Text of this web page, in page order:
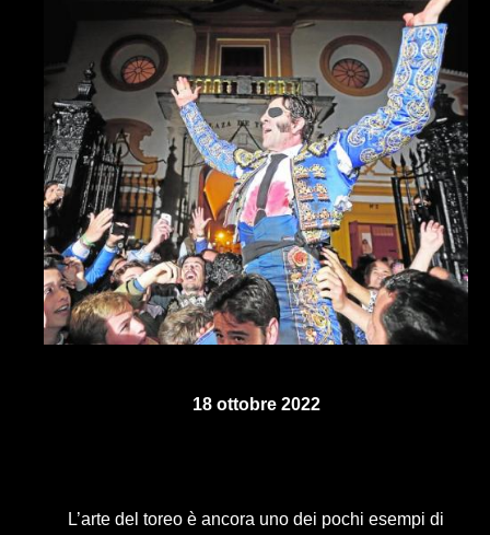
18 ottobre 2022
L’arte del toreo è ancora uno dei pochi esempi di